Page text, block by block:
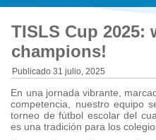
TISLS Cup 2025:
champions!
Publicado 31 julio, 2025
En una jornada vibrante,
competencia, nuestro equipo
torneo de fútbol escolar del
es una tradición para los